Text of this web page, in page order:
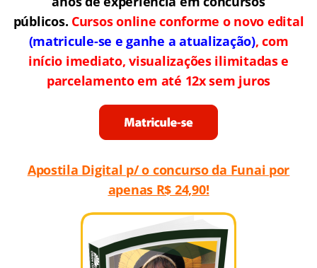
públicos. Cursos online conforme o novo edital
(matricule-se e ganhe a atualização), com
início imediato, visualizações ilimitadas e
parcelamento em até 12x sem juros
Apostila Digital p/ o concurso da Funai por
apenas R$ 24,90!